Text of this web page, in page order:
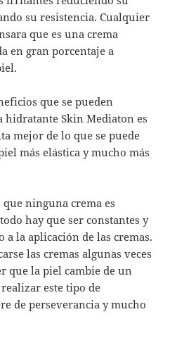
su resistencia. Cualquier
que es una crema
en gran porcentaje a
que se pueden
Skin Mediaton es
mejor de lo que se puede
más elástica y mucho más
ninguna crema es
hay que ser constantes y
a la aplicación de las cremas.
las cremas algunas veces
que la piel cambie de un
este tipo de
de perseverancia y mucho